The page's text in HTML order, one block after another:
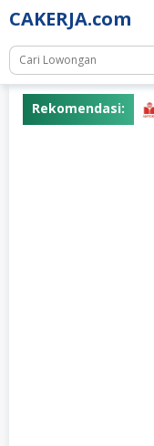
Skip
to
content
CAKERJA.com
Rekomendasi: